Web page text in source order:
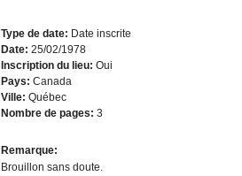
Type de date: Date inscrite
Date: 25/02/1978
Inscription du lieu: Oui
Pays: Canada
Ville: Québec
Nombre de pages: 3
Remarque:
Brouillon sans doute.